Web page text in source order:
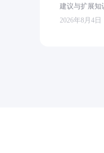
建议与扩展知
2026年8月4日